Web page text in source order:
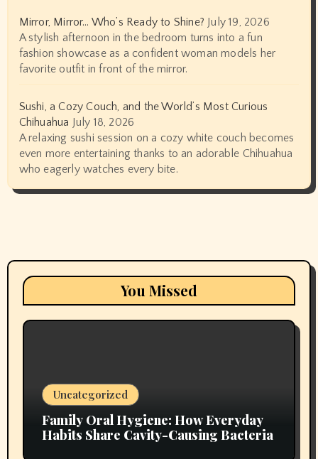
Mirror, Mirror… Who’s Ready to Shine? July 19, 2026
A stylish afternoon in the bedroom turns into a fun
fashion showcase as a confident woman models her
favorite outfit in front of the mirror.
Sushi, a Cozy Couch, and the World’s Most Curious
Chihuahua July 18, 2026
A relaxing sushi session on a cozy white couch becomes
even more entertaining thanks to an adorable Chihuahua
who eagerly watches every bite.
You Missed
Uncategorized
Family Oral Hygiene: How Everyday
Habits Share Cavity-Causing Bacteria